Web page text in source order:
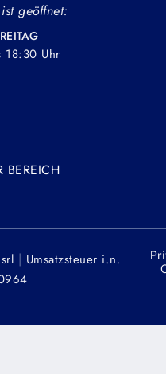
geöffnet:
Uhr
BEREICH
| Umsatzsteuer i.n.